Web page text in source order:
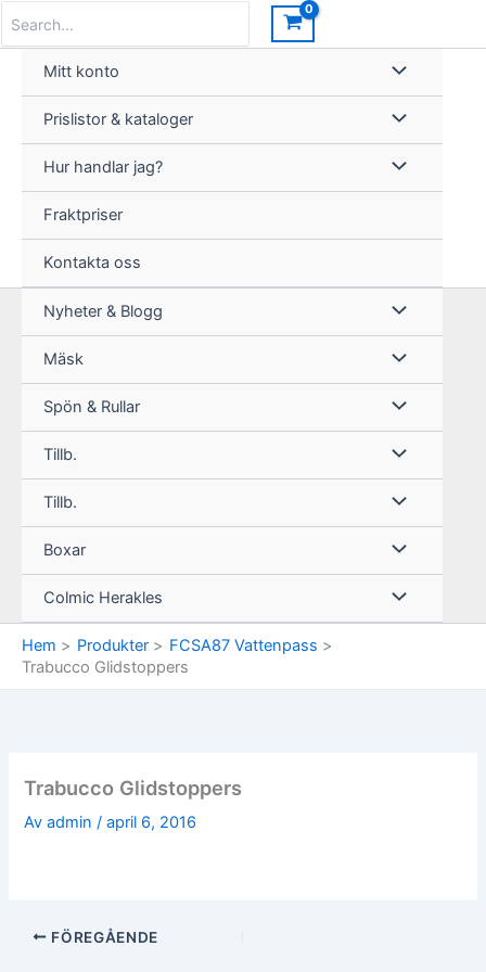
innehåll
for:
Mitt konto
Prislistor & kataloger
Hur handlar jag?
Fraktpriser
Kontakta oss
Nyheter & Blogg
Mäsk
Spön & Rullar
Tillb.
Tillb.
Boxar
Colmic Herakles
Hem Produkter
FCSA87 Vattenpass
Trabucco Glidstoppers
Trabucco Glidstoppers
Avadmin/april 6, 2016
FÖREGÅENDE